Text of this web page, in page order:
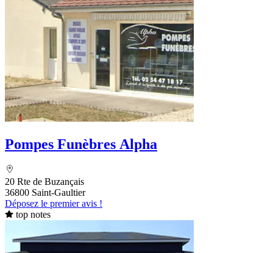
Pompes Funèbres Alpha
20 Rte de Buzançais
36800 Saint-Gaultier
Déposez le premier avis !
top notes